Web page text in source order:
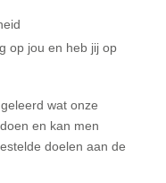
op jou en heb jij op
wat onze
en kan men
doelen aan de